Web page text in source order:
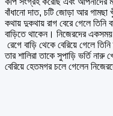
বাঁধানো দাত, চটি জোড়া আর
কথায় দুকথায় রাগ বেরে গেলে তিনি
বাড়িতে থাকেন। নিজেরদের
রেগে বাড়ি থেকে বেরিয়ে গেলে
তার শালিরা তাকে সুপাড়ি ভর্তি নারু
বেরিয়ে হেতমগর চলে গেলেন